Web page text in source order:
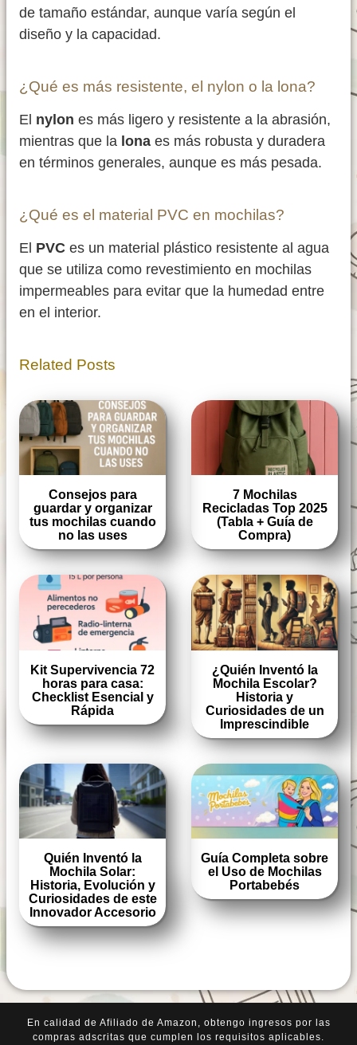
de tamaño estándar, aunque varía según el
diseño y la capacidad.
¿Qué es más resistente, el nylon o la lona?
El nylon es más ligero y resistente a la abrasión,
mientras que la lona es más robusta y duradera
en términos generales, aunque es más pesada.
¿Qué es el material PVC en mochilas?
El PVC es un material plástico resistente al agua
que se utiliza como revestimiento en mochilas
impermeables para evitar que la humedad entre
en el interior.
Related Posts
Consejos para
guardar y organizar
tus mochilas cuando
no las uses
7 Mochilas
Recicladas Top 2025
(Tabla + Guía de
Compra)
Kit Supervivencia 72
horas para casa:
Checklist Esencial y
Rápida
¿Quién Inventó la
Mochila Escolar?
Historia y
Curiosidades de un
Imprescindible
Quién Inventó la
Mochila Solar:
Historia, Evolución y
Curiosidades de este
Innovador Accesorio
Guía Completa sobre
el Uso de Mochilas
Portabebés
En calidad de Afiliado de Amazon, obtengo ingresos por las
compras adscritas que cumplen los requisitos aplicables.